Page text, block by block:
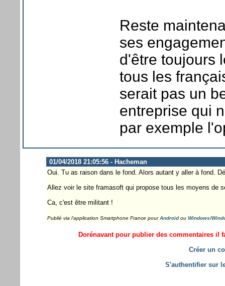
Reste
ses
d'être toujours
tous les
serait pas un
entreprise qui
par exemple
01/04/2018 21:05:56 - Hacheman
Oui. Tu as raison dans le fond. Alors autant y aller à fond.
Allez voir le site framasoft qui propose tous les moyens de
Ca, c'est être militant !
Publié via l'application Smartphone France pourAndroidou Windows/
Dorénavant pour publier des commentaires il
Créer un
S'authentifier sur